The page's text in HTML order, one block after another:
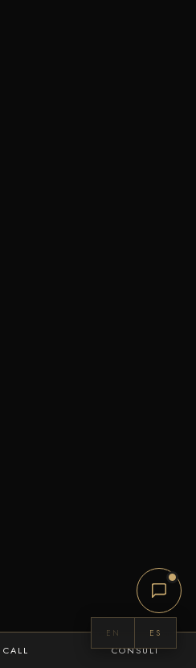
EN ES
CALL CONSULT